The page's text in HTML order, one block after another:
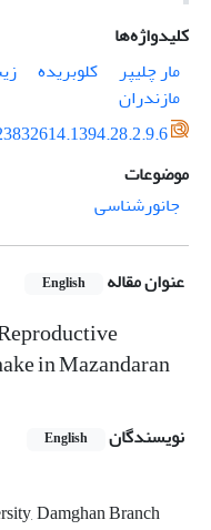
کلیدواژه‌ها
مار چلیپر
کلوبریده
مازندران
موضوعات
جانورشناسی
عنوان مقاله English
in Mazandaran
نویسندگان English
Damghan Branch